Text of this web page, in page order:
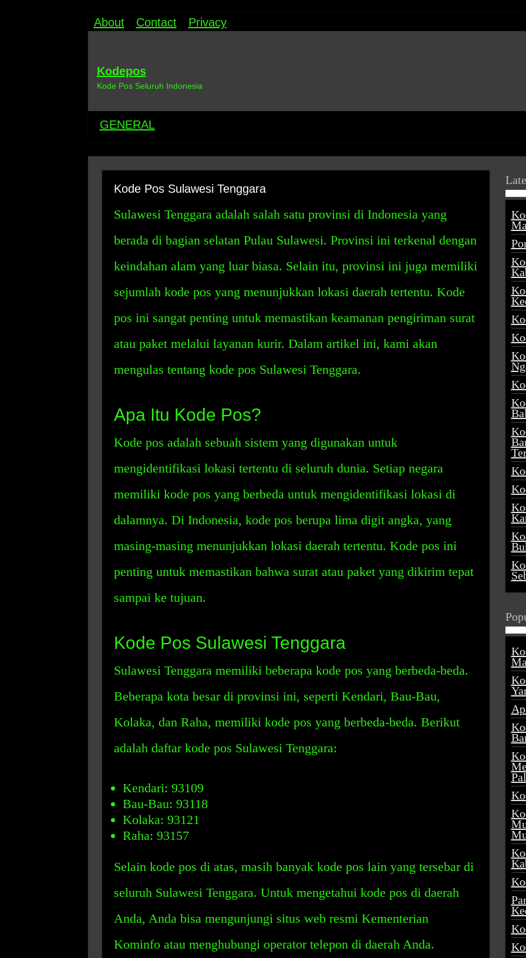
About Contact Privacy
Kodepos
Kode Pos Seluruh Indonesia
GENERAL
Kode Pos Sulawesi Tenggara
Sulawesi Tenggara adalah salah satu provinsi di Indonesia yang
berada di bagian selatan Pulau Sulawesi. Provinsi ini terkenal dengan
keindahan alam yang luar biasa. Selain itu, provinsi ini juga memiliki
sejumlah kode pos yang menunjukkan lokasi daerah tertentu. Kode
pos ini sangat penting untuk memastikan keamanan pengiriman surat
atau paket melalui layanan kurir. Dalam artikel ini, kami akan
mengulas tentang kode pos Sulawesi Tenggara.
Apa Itu Kode Pos?
Kode pos adalah sebuah sistem yang digunakan untuk
mengidentifikasi lokasi tertentu di seluruh dunia. Setiap negara
memiliki kode pos yang berbeda untuk mengidentifikasi lokasi di
dalamnya. Di Indonesia, kode pos berupa lima digit angka, yang
masing-masing menunjukkan lokasi daerah tertentu. Kode pos ini
penting untuk memastikan bahwa surat atau paket yang dikirim tepat
sampai ke tujuan.
Kode Pos Sulawesi Tenggara
Sulawesi Tenggara memiliki beberapa kode pos yang berbeda-beda.
Beberapa kota besar di provinsi ini, seperti Kendari, Bau-Bau,
Kolaka, dan Raha, memiliki kode pos yang berbeda-beda. Berikut
adalah daftar kode pos Sulawesi Tenggara:
Kendari: 93109
Bau-Bau: 93118
Kolaka: 93121
Raha: 93157
Selain kode pos di atas, masih banyak kode pos lain yang tersebar di
seluruh Sulawesi Tenggara. Untuk mengetahui kode pos di daerah
Anda, Anda bisa mengunjungi situs web resmi Kementerian
Kominfo atau menghubungi operator telepon di daerah Anda.